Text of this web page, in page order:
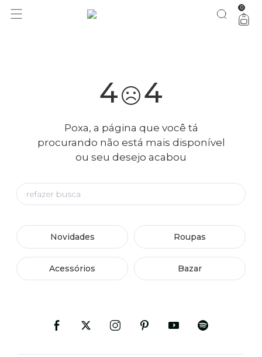
você merece 30% OFF pra comemorar com a gente aproveita! 0
4 4
Poxa, a página que você tá
procurando não está mais disponível
ou seu desejo acabou
Novidades Roupas
Acessórios Bazar